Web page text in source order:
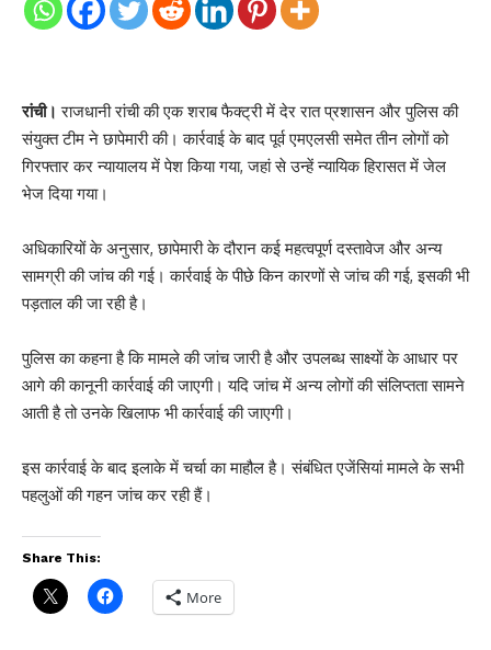
रांची। राजधानी रांची की एक शराब फैक्ट्री में देर रात प्रशासन और पुलिस की
संयुक्त टीम ने छापेमारी की। कार्रवाई के बाद पूर्व एमएलसी समेत तीन लोगों को
गिरफ्तार कर न्यायालय में पेश किया गया, जहां से उन्हें न्यायिक हिरासत में जेल
भेज दिया गया।
अधिकारियों के अनुसार, छापेमारी के दौरान कई महत्वपूर्ण दस्तावेज और अन्य
सामग्री की जांच की गई। कार्रवाई के पीछे किन कारणों से जांच की गई, इसकी भी
पड़ताल की जा रही है।
पुलिस का कहना है कि मामले की जांच जारी है और उपलब्ध साक्ष्यों के आधार पर
आगे की कानूनी कार्रवाई की जाएगी। यदि जांच में अन्य लोगों की संलिप्तता सामने
आती है तो उनके खिलाफ भी कार्रवाई की जाएगी।
इस कार्रवाई के बाद इलाके में चर्चा का माहौल है। संबंधित एजेंसियां मामले के सभी
पहलुओं की गहन जांच कर रही हैं।
Share This:
More